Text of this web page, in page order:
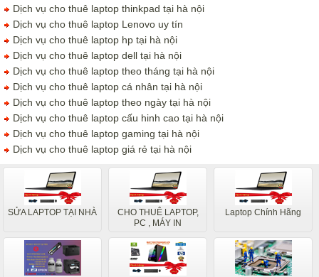
Dịch vụ cho thuê laptop thinkpad tại hà nội
Dịch vụ cho thuê laptop Lenovo uy tín
Dịch vụ cho thuê laptop hp tại hà nội
Dịch vụ cho thuê laptop dell tại hà nội
Dịch vụ cho thuê laptop theo tháng tại hà nội
Dịch vụ cho thuê laptop cá nhân tại hà nội
Dịch vụ cho thuê laptop theo ngày tại hà nội
Dịch vụ cho thuê laptop cấu hinh cao tại hà nội
Dịch vụ cho thuê laptop gaming tại hà nội
Dịch vụ cho thuê laptop giá rẻ tại hà nội
SỬA LAPTOP TẠI NHÀ
CHO THUÊ LAPTOP,
PC , MÁY IN
Laptop Chính Hãng